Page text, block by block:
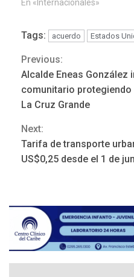
En «Internacionales»
Tags: acuerdo Estados
Continue
Reading
Previous:
Alcalde Eneas González
comunitario
La Cruz Grande
Next:
Tarifa de transporte
US$0,25 desde el 1 de